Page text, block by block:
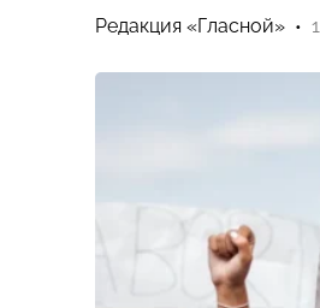
Редакция «Гласной»